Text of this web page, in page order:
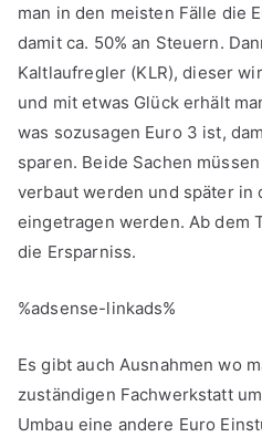
man in den meisten Fälle die
damit ca. 50% an Steuern.
Kaltlaufregler (KLR), dieser
und mit etwas Glück erhält
was sozusagen Euro 3 ist,
sparen. Beide Sachen
verbaut werden und später in
eingetragen werden. Ab dem
die Ersparniss.
%adsense-linkads%
Es gibt auch Ausnahmen wo
zuständigen Fachwerkstatt
Umbau eine andere Euro